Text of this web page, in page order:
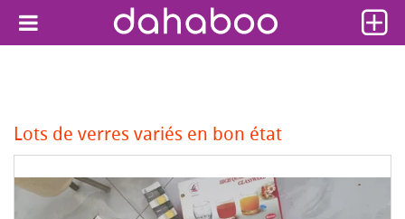
Lots de verres variés en bon état